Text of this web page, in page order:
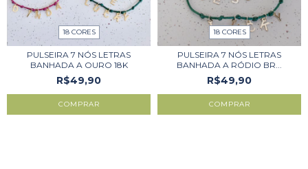
18 CORES
PULSEIRA 7 NÓS LETRAS
BANHADA A OURO 18K
R$49,90
COMPRAR
18 CORES
PULSEIRA 7 NÓS LETRAS
BANHADA A RÓDIO BR...
R$49,90
COMPRAR